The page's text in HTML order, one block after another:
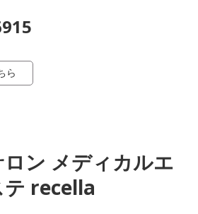
ら
ン メディカルエ
テ recella